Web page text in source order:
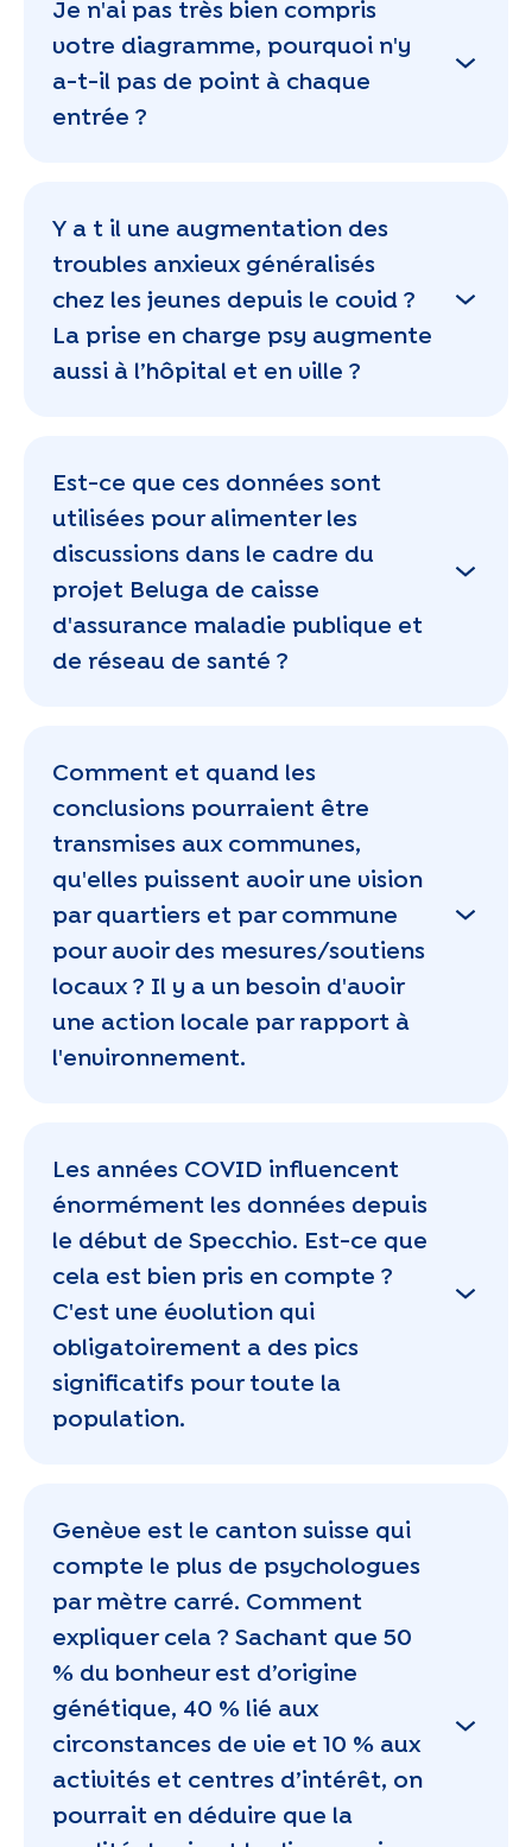
Je n'ai pas très bien compris
votre diagramme, pourquoi n'y
a-t-il pas de point à chaque
entrée ?
Y a t il une augmentation des
troubles anxieux généralisés
chez les jeunes depuis le covid ?
La prise en charge psy augmente
aussi à l’hôpital et en ville ?
Est-ce que ces données sont
utilisées pour alimenter les
discussions dans le cadre du
projet Beluga de caisse
d'assurance maladie publique et
de réseau de santé ?
Comment et quand les
conclusions pourraient être
transmises aux communes,
qu'elles puissent avoir une vision
par quartiers et par commune
pour avoir des mesures/soutiens
locaux ? Il y a un besoin d'avoir
une action locale par rapport à
l'environnement.
Les années COVID influencent
énormément les données depuis
le début de Specchio. Est-ce que
cela est bien pris en compte ?
C'est une évolution qui
obligatoirement a des pics
significatifs pour toute la
population.
Genève est le canton suisse qui
compte le plus de psychologues
par mètre carré. Comment
expliquer cela ? Sachant que 50
% du bonheur est d’origine
génétique, 40 % lié aux
circonstances de vie et 10 % aux
activités et centres d’intérêt, on
pourrait en déduire que la